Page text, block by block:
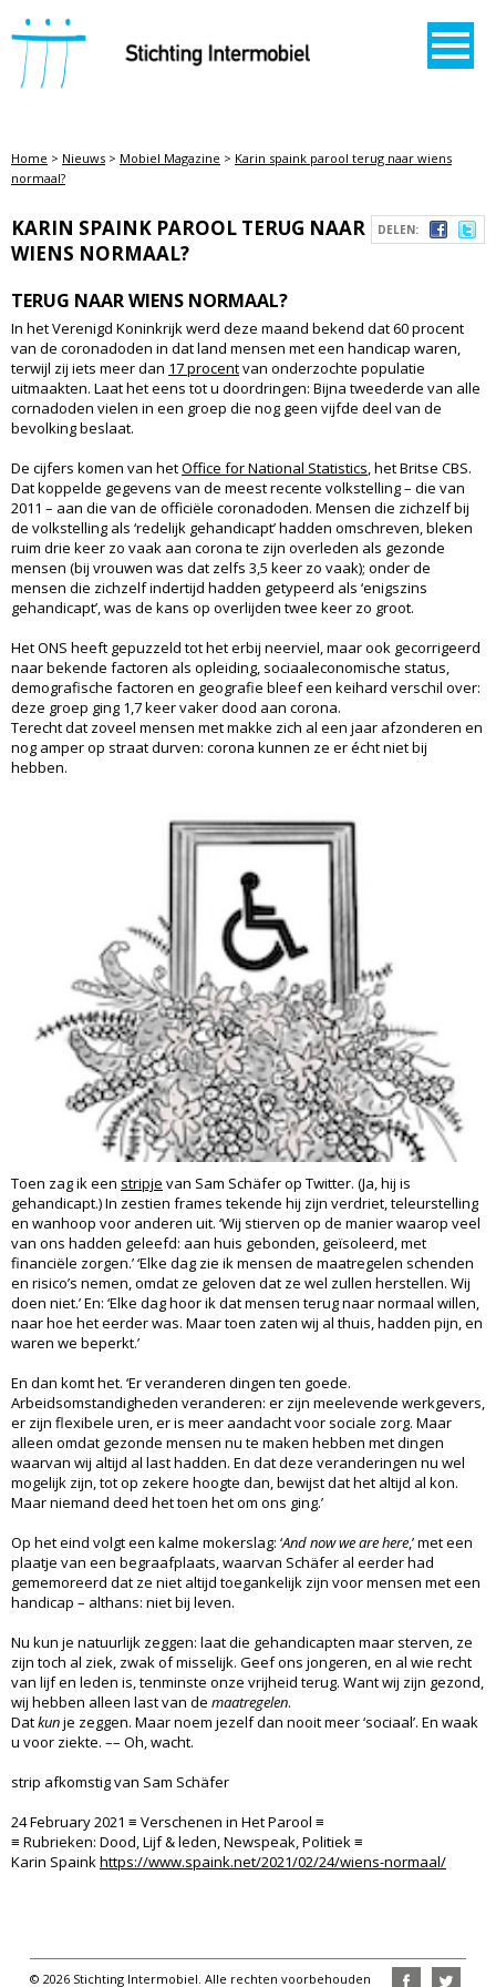
STICHTING INTERMOBIEL
Home > Nieuws > Mobiel Magazine > Karin spaink parool terug naar wiens
normaal?
DELEN:
KARIN SPAINK PAROOL TERUG NAAR
WIENS NORMAAL?
TERUG NAAR WIENS NORMAAL?
In het Verenigd Koninkrijk werd deze maand bekend dat 60 procent
van de coronadoden in dat land mensen met een handicap waren,
terwijl zij iets meer dan 17 procentvan onderzochte populatie
uitmaakten. Laat het eens tot u doordringen: Bijna tweederde van alle
cornadoden vielen in een groep die nog geen vijfde deel van de
bevolking beslaat.
De cijfers komen van hetOffice for National Statistics, het Britse CBS.
Dat koppelde gegevens van de meest recente volkstelling – die van
2011 – aan die van de officiële coronadoden. Mensen die zichzelf bij
de volkstelling als ‘redelijk gehandicapt’ hadden omschreven, bleken
ruim drie keer zo vaak aan corona te zijn overleden als gezonde
mensen (bij vrouwen was dat zelfs 3,5 keer zo vaak); onder de
mensen die zichzelf indertijd hadden getypeerd als ‘enigszins
gehandicapt’, was de kans op overlijden twee keer zo groot.
Het ONS heeft gepuzzeld tot het erbij neerviel, maar ook gecorrigeerd
naar bekende factoren als opleiding, sociaaleconomische status,
demografische factoren en geografie bleef een keihard verschil over:
deze groep ging 1,7 keer vaker dood aan corona.
Terecht dat zoveel mensen met makke zich al een jaar afzonderen en
nog amper op straat durven: corona kunnen ze er écht niet bij
hebben.
Toen zag ik een stripje van Sam Schäfer op Twitter. (Ja, hij is
gehandicapt.) In zestien frames tekende hij zijn verdriet, teleurstelling
en wanhoop voor anderen uit. ‘Wij stierven op de manier waarop veel
van ons hadden geleefd: aan huis gebonden, geïsoleerd, met
financiële zorgen.’ ‘Elke dag zie ik mensen de maatregelen schenden
en risico’s nemen, omdat ze geloven dat ze wel zullen herstellen. Wij
doen niet.’ En: ‘Elke dag hoor ik dat mensen terug naar normaal willen,
naar hoe het eerder was. Maar toen zaten wij al thuis, hadden pijn, en
waren we beperkt.’
En dan komt het. ‘Er veranderen dingen ten goede.
Arbeidsomstandigheden veranderen: er zijn meelevende werkgevers,
er zijn flexibele uren, er is meer aandacht voor sociale zorg. Maar
alleen omdat gezonde mensen nu te maken hebben met dingen
waarvan wij altijd al last hadden. En dat deze veranderingen nu wel
mogelijk zijn, tot op zekere hoogte dan, bewijst dat het altijd al kon.
Maar niemand deed het toen het om ons ging.’
Op het eind volgt een kalme mokerslag: ‘And now we are here,’ met een
plaatje van een begraafplaats, waarvan Schäfer al eerder had
gememoreerd dat ze niet altijd toegankelijk zijn voor mensen met een
handicap – althans: niet bij leven.
Nu kun je natuurlijk zeggen: laat die gehandicapten maar sterven, ze
zijn toch al ziek, zwak of misselijk. Geef ons jongeren, en al wie recht
van lijf en leden is, tenminste onze vrijheid terug. Want wij zijn gezond,
wij hebben alleen last van de maatregelen.
Datkunje zeggen. Maar noem jezelf dan nooit meer ‘sociaal’. En waak
u voor ziekte. –– Oh, wacht.
strip afkomstig van Sam Schäfer
24 February 2021 ≡ Verschenen in Het Parool ≡
≡ Rubrieken: Dood, Lijf & leden, Newspeak, Politiek ≡
Karin Spainkhttps://www.spaink.net/2021/02/24/wiens-normaal/
© 2026 Stichting Intermobiel. Alle rechten voorbehouden